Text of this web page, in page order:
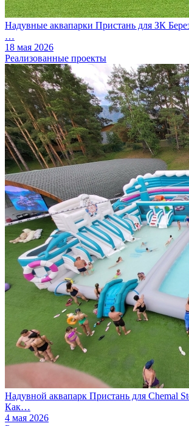
Надувные аквапарки Пристань для ЗК
…
18 мая 2026
Реализованные проекты
Надувной аквапарк Пристань для Chemal
Как…
4 мая 2026